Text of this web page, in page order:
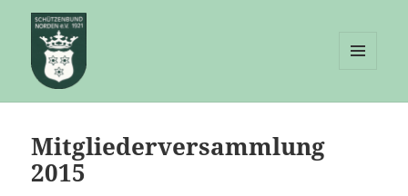
WIDGETS
Mitgliederversammlung
2015